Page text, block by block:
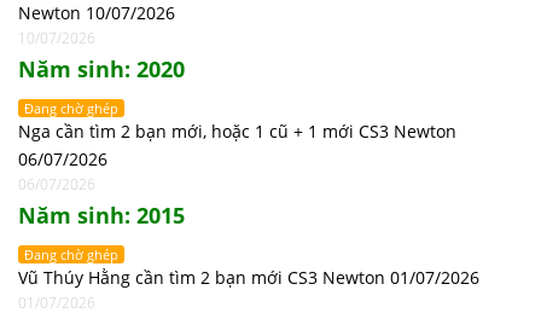
Newton 10/07/2026
10/07/2026
Năm sinh: 2020
Đang chờ ghép
Nga cần tìm 2 bạn mới, hoặc 1 cũ + 1 mới CS3 Newton
06/07/2026
06/07/2026
Năm sinh: 2015
Đang chờ ghép
Vũ Thúy Hằng cần tìm 2 bạn mới CS3 Newton 01/07/2026
01/07/2026